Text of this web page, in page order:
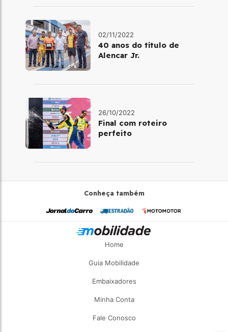
02/11/2022
40 anos do título de
Alencar Jr.
26/10/2022
Final com roteiro
perfeito
Conheça também
Home
Guia Mobilidade
Embaixadores
Minha Conta
Fale Conosco